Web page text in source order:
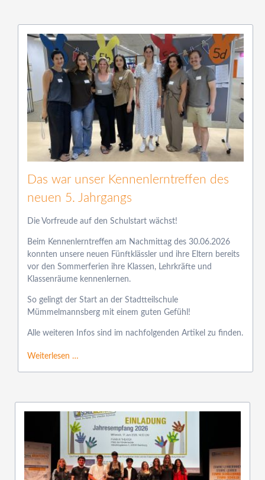
Das war unser Kennenlerntreffen des
neuen 5. Jahrgangs
Die Vorfreude auf den Schulstart wächst!
Beim Kennenlerntreffen am Nachmittag des 30.06.2026
konnten unsere neuen Fünftklässler und ihre Eltern bereits
vor den Sommerferien ihre Klassen, Lehrkräfte und
Klassenräume kennenlernen.
So gelingt der Start an der Stadtteilschule
Mümmelmannsberg mit einem guten Gefühl!
Alle weiteren Infos sind im nachfolgenden Artikel zu finden.
Weiterlesen …